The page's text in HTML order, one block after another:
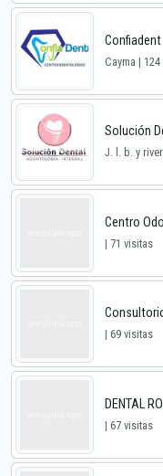
Confiadent
Cayma |
Solución
J. l. b. y
Centro
| 71 visitas
| 69 visitas
DENTAL
| 67 visitas